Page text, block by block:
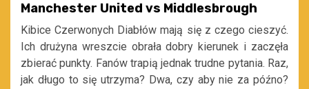
Manchester United vs Middlesbrough
Kibice Czerwonych Diabłów mają się z czego cieszyć.
Ich drużyna wreszcie obrała dobry kierunek i zaczęła
zbierać punkty. Fanów trapią jednak trudne pytania. Raz,
jak długo to się utrzyma? Dwa, czy aby nie za późno?